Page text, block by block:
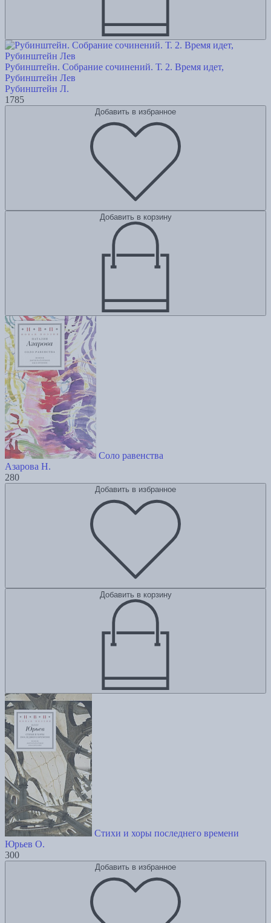
Рубинштейн. Собрание сочинений. Т. 2. Время идет,
Рубинштейн Лев
Рубинштейн Л.
1785
Добавить в избранное
Добавить в корзину
Соло равенства
Азарова Н.
280
Добавить в избранное
Добавить в корзину
Стихи и хоры последнего времени
Юрьев О.
300
Добавить в избранное